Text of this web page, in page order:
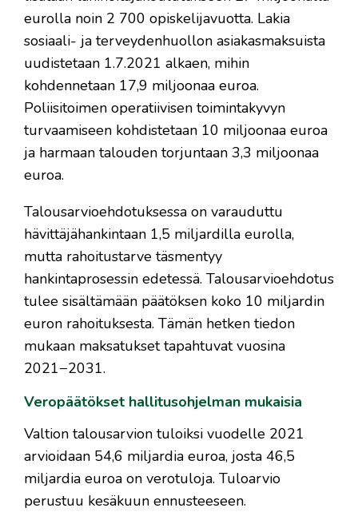
eurolla noin 2 700 opiskelijavuotta. Lakia
sosiaali- ja terveydenhuollon asiakasmaksuista
uudistetaan 1.7.2021 alkaen, mihin
kohdennetaan 17,9 miljoonaa euroa.
Poliisitoimen operatiivisen toimintakyvyn
turvaamiseen kohdistetaan 10 miljoonaa euroa
ja harmaan talouden torjuntaan 3,3 miljoonaa
euroa.
Talousarvioehdotuksessa on varauduttu
hävittäjähankintaan 1,5 miljardilla eurolla,
mutta rahoitustarve täsmentyy
hankintaprosessin edetessä. Talousarvioehdotus
tulee sisältämään päätöksen koko 10 miljardin
euron rahoituksesta. Tämän hetken tiedon
mukaan maksatukset tapahtuvat vuosina
2021−2031.
Veropäätökset hallitusohjelman mukaisia
Valtion talousarvion tuloiksi vuodelle 2021
arvioidaan 54,6 miljardia euroa, josta 46,5
miljardia euroa on verotuloja. Tuloarvio
perustuu kesäkuun ennusteeseen.